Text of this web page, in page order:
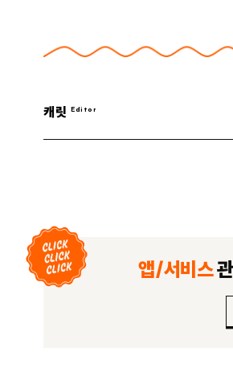
캐릿
앱/서비스